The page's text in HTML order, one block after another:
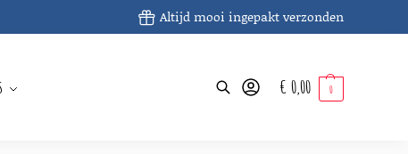
Altijd mooi ingepakt verzonden
€ 0,00 0